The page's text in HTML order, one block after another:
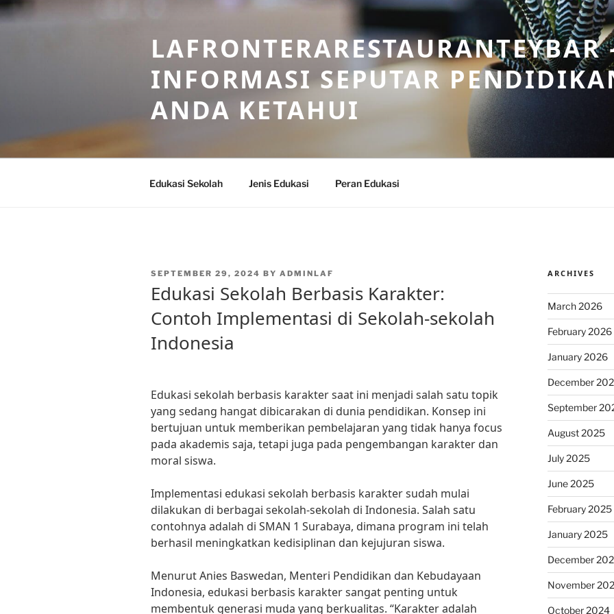
Skip
to
LAFRONTERARESTAURANTEYBAR
INFORMASI SEPUTAR
ANDA KETAHUI
Edukasi Sekolah Jenis Edukasi Peran Edukasi
POSTED
SEPTEMBER 29, 2024 BY ADMINLAF
Edukasi Sekolah Berbasis Karakter:
Contoh Implementasi di Sekolah-sekolah
Indonesia
Edukasi sekolah berbasis karakter saat ini menjadi salah satu topik
yang sedang hangat dibicarakan di dunia pendidikan. Konsep ini
bertujuan untuk memberikan pembelajaran yang tidak hanya focus
pada akademis saja, tetapi juga pada pengembangan karakter dan
moral siswa.
Implementasi edukasi sekolah berbasis karakter sudah mulai
dilakukan di berbagai sekolah-sekolah di Indonesia. Salah satu
contohnya adalah di SMAN 1 Surabaya, dimana program ini telah
berhasil meningkatkan kedisiplinan dan kejujuran siswa.
Menurut Anies Baswedan, Menteri Pendidikan dan Kebudayaan
Indonesia, edukasi berbasis karakter sangat penting untuk
membentuk generasi muda yang berkualitas. “Karakter adalah
ARCHIVES
March 2026
February 2026
January 2026
December
September
August 2025
July 2025
June 2025
February 2025
January 2025
December
November
October 2024